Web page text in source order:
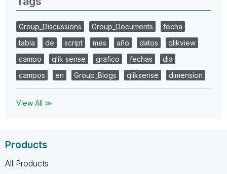
Group_Discussions Group_Documents
fecha
tabla
de script mes año datos
qlikview
campo
qlik sense grafico fechas
dia
campos
en Group_Blogs qliksense dimension
View All ≫
Products
All Products